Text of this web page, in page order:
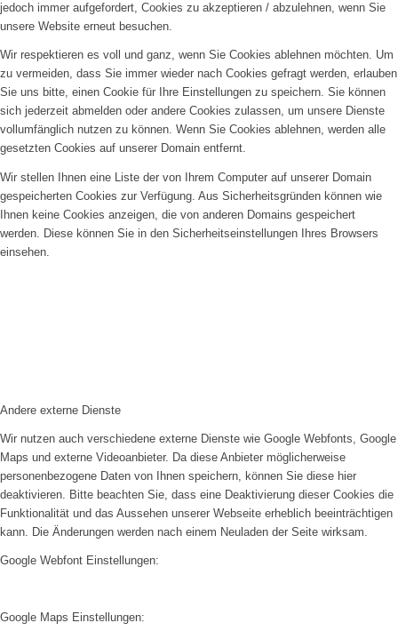
jedoch immer aufgefordert, Cookies zu akzeptieren / abzulehnen, wenn Sie
unsere Website erneut besuchen.
Wir respektieren es voll und ganz, wenn Sie Cookies ablehnen möchten. Um
zu vermeiden, dass Sie immer wieder nach Cookies gefragt werden, erlauben
Sie uns bitte, einen Cookie für Ihre Einstellungen zu speichern. Sie können
sich jederzeit abmelden oder andere Cookies zulassen, um unsere Dienste
vollumfänglich nutzen zu können. Wenn Sie Cookies ablehnen, werden alle
gesetzten Cookies auf unserer Domain entfernt.
Wir stellen Ihnen eine Liste der von Ihrem Computer auf unserer Domain
gespeicherten Cookies zur Verfügung. Aus Sicherheitsgründen können wie
Ihnen keine Cookies anzeigen, die von anderen Domains gespeichert
werden. Diese können Sie in den Sicherheitseinstellungen Ihres Browsers
einsehen.
Andere externe Dienste
Wir nutzen auch verschiedene externe Dienste wie Google Webfonts, Google
Maps und externe Videoanbieter. Da diese Anbieter möglicherweise
personenbezogene Daten von Ihnen speichern, können Sie diese hier
deaktivieren. Bitte beachten Sie, dass eine Deaktivierung dieser Cookies die
Funktionalität und das Aussehen unserer Webseite erheblich beeinträchtigen
kann. Die Änderungen werden nach einem Neuladen der Seite wirksam.
Google Webfont Einstellungen:
Google Maps Einstellungen: